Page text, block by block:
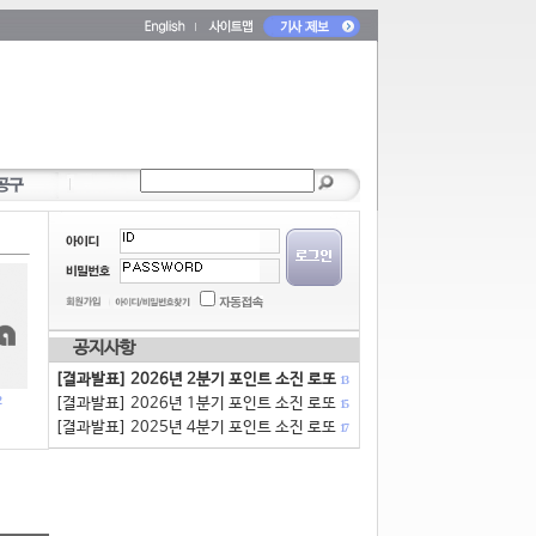
공지사항
[결과발표] 2026년 2분기 포인트 소진 로또 13
[결과발표] 2026년 1분기 포인트 소진 로또 15
[결과발표] 2025년 4분기 포인트 소진 로또 17